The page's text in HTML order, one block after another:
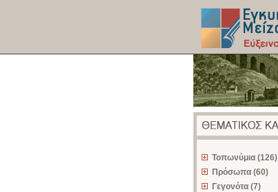
Τοπωνύμια (126)
Πρόσωπα (60)
Γεγονότα (7)